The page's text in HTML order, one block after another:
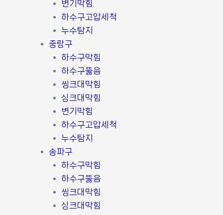
변기막힘
하수구고압세척
누수탐지
중랑구
하수구막힘
하수구뚫음
씽크대막힘
싱크대막힘
변기막힘
하수구고압세척
누수탐지
송파구
하수구막힘
하수구뚫음
씽크대막힘
싱크대막힘